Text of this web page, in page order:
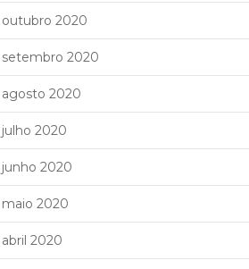
outubro 2020
setembro 2020
agosto 2020
julho 2020
junho 2020
maio 2020
abril 2020